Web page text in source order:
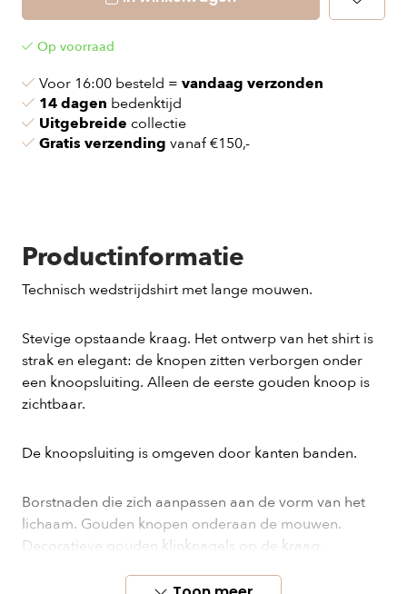
Op voorraad
Voor 16:00 besteld = vandaag verzonden
14 dagen bedenktijd
Uitgebreide collectie
Gratis verzending vanaf €150,-
Productinformatie
Technisch wedstrijdshirt met lange mouwen.
Stevige opstaande kraag. Het ontwerp van het shirt is
strak en elegant: de knopen zitten verborgen onder
een knoopsluiting. Alleen de eerste gouden knoop is
zichtbaar.
De knoopsluiting is omgeven door kanten banden.
Borstnaden die zich aanpassen aan de vorm van het
lichaam. Gouden knopen onderaan de mouwen.
Decoratieve gouden klinknagels op de kraag.